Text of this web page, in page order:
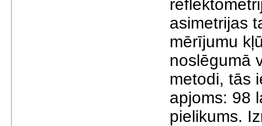
asimetrijas
mērījumu
noslēgumā
metodi, tās
apjoms: 98
pielikums.